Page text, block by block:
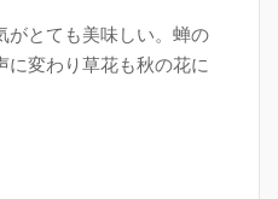
がとても美味しい。蝉の
に変わり草花も秋の花に